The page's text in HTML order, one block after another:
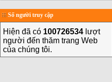
Số người truy cập
Hiện đã có 100726534 lượt
người đến thăm trang Web
của chúng tôi.